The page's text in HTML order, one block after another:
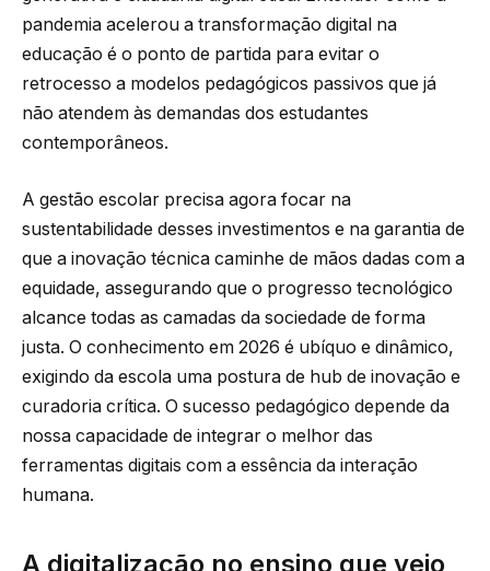
pandemia acelerou a transformação digital na
educação é o ponto de partida para evitar o
retrocesso a modelos pedagógicos passivos que já
não atendem às demandas dos estudantes
contemporâneos.
A gestão escolar precisa agora focar na
sustentabilidade desses investimentos e na garantia de
que a inovação técnica caminhe de mãos dadas com a
equidade, assegurando que o progresso tecnológico
alcance todas as camadas da sociedade de forma
justa. O conhecimento em 2026 é ubíquo e dinâmico,
exigindo da escola uma postura de hub de inovação e
curadoria crítica. O sucesso pedagógico depende da
nossa capacidade de integrar o melhor das
ferramentas digitais com a essência da interação
humana.
A digitalização no ensino que veio